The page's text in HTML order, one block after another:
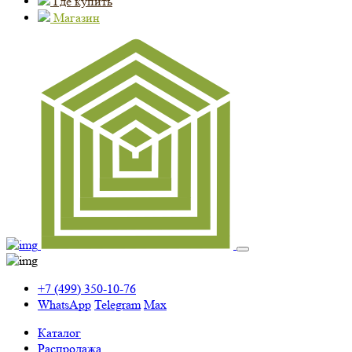
Магазин
+7 (499) 350-10-76
WhatsApp Telegram Max
Каталог
Распродажа